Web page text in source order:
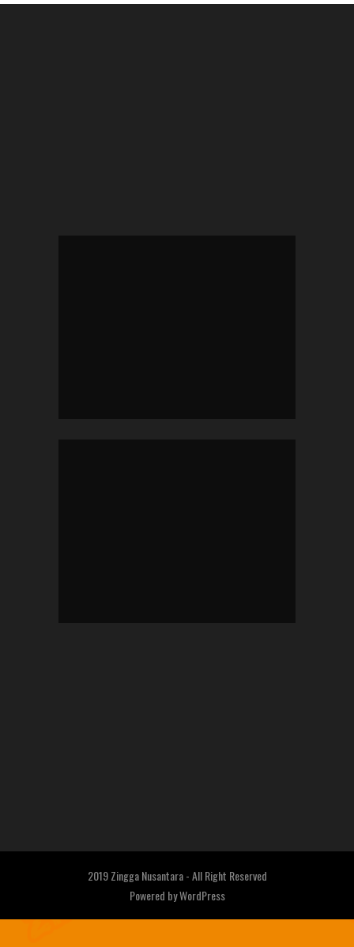
2019 Zingga Nusantara - All Right Reserved
Powered byWordPress